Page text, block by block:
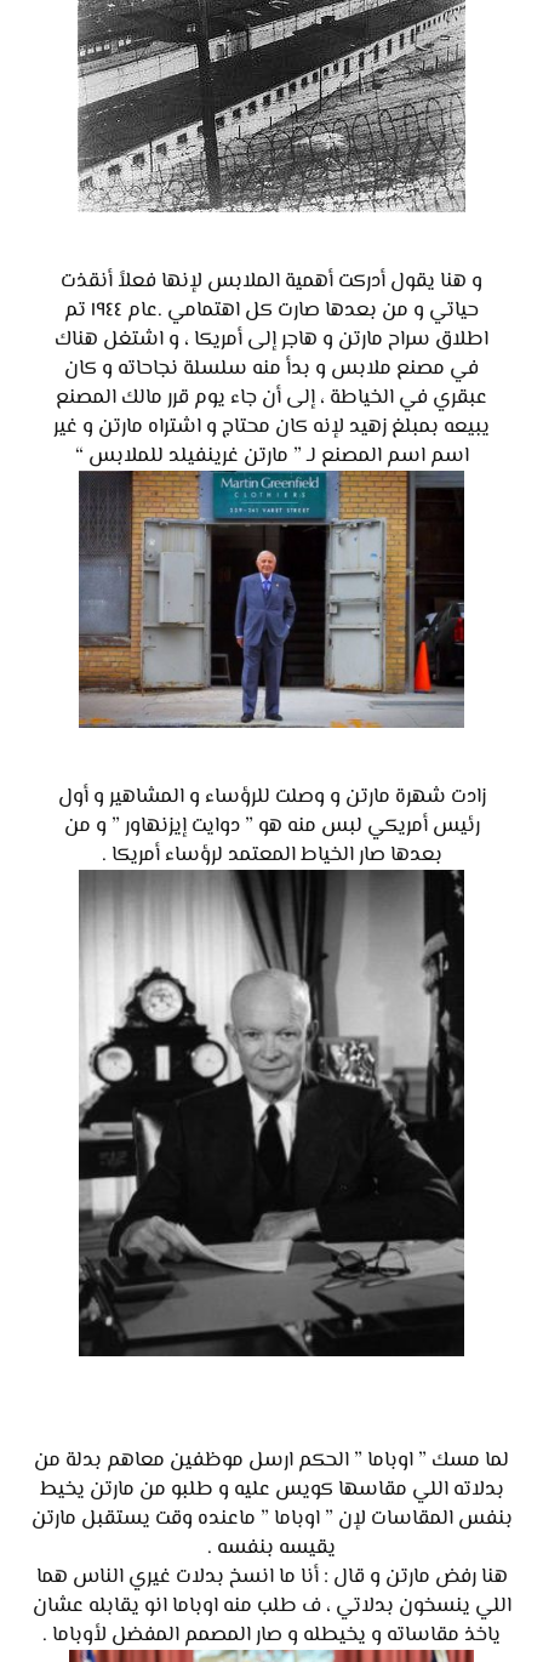
و هنا يقول أدركت أهمية الملابس لإنها فعلاً أنقذت
حياتي و من بعدها صارت كل اهتمامي .عام ١٩٤٤ تم
اطلاق سراح مارتن و هاجر إلى أمريكا ، و اشتغل هناك
في مصنع ملابس و بدأ منه سلسلة نجاحاته و كان
عبقري في الخياطة ، إلى أن جاء يوم قرر مالك المصنع
يبيعه بمبلغ زهيد لإنه كان محتاج و اشتراه مارتن و غير
اسم اسم المصنع لـ ” مارتن غرينفيلد للملابس “
زادت شهرة مارتن و وصلت للرؤساء و المشاهير و أول
رئيس أمريكي لبس منه هو ” دوايت إيزنهاور ” و من
بعدها صار الخياط المعتمد لرؤساء أمريكا .
لما مسك ” اوباما ” الحكم ارسل موظفين معاهم بدلة من
بدلاته اللي مقاسها كويس عليه و طلبو من مارتن يخيط
بنفس المقاسات لإن ” اوباما ” ماعنده وقت يستقبل مارتن
يقيسه بنفسه .
هنا رفض مارتن و قال : أنا ما انسخ بدلات غيري الناس هما
اللي ينسخون بدلاتي ، ف طلب منه اوباما انو يقابله عشان
ياخذ مقاساته و يخيطله و صار المصمم المفضل لأوباما .